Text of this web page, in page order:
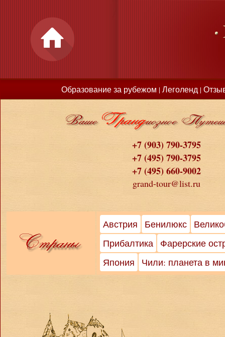
Образование за рубежом | Леголенд |
+7 (903) 790-3795
+7 (495) 790-3795
+7 (495) 660-9002
grand-tour@list.ru
Австрия Бенилюкс
Прибалтика
Фарерские
Япония
Чили: планета в